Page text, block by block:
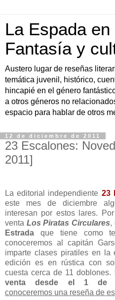
La Espada en
Fantasía y
Austero lugar de reseñas
temática juvenil, histórico,
hincapié en el género
a otros géneros no
espacio para hablar de otros
12 de diciembre de 2011
23 Escalones:
2011]
La editorial independiente 23
este mes de diciembre
interesan por estos lares.
venta Los Piratas Circulares,
Estrada que tiene como
conoceremos al capitán
imparte clases piratiles en la
edición es en rústica con
cuesta cerca de 11
venta desde el 1 de
conoceremos una reseña de